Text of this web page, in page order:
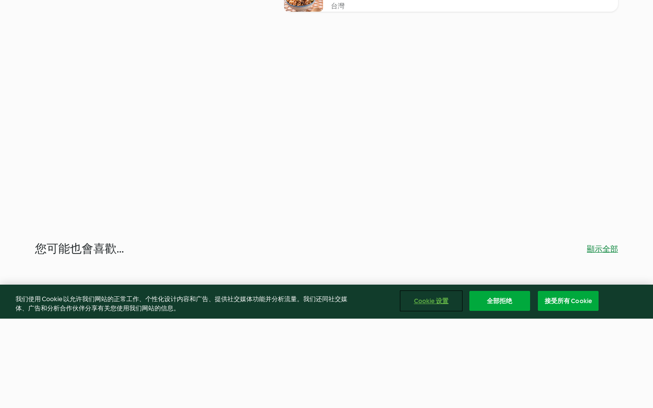
台灣
您可能也會喜歡... 顯示全部
我们使用 Cookie 以允许我们网站的正常工作、个性化设计内容和广告、提供社交媒体功能并分析流量。我们还同社交媒
体、广告和分析合作伙伴分享有关您使用我们网站的信息。
Cookie 设置 全部拒绝 接受所有 Cookie